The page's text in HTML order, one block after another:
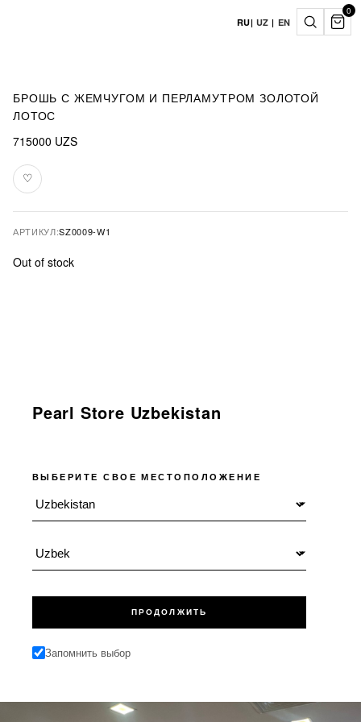
RU| UZ | EN
0
БРОШЬ С ЖЕМЧУГОМ И ПЕРЛАМУТРОМ ЗОЛОТОЙ
ЛОТОС
715000 UZS
♡
В
избранное
АРТИКУЛ:SZ0009-W1
Out of stock
Pearl Store Uzbekistan
ВЫБЕРИТЕ СВОЕ МЕСТОПОЛОЖЕНИЕ
Местоположение
Язык
ПРОДОЛЖИТЬ
Запомнить выбор